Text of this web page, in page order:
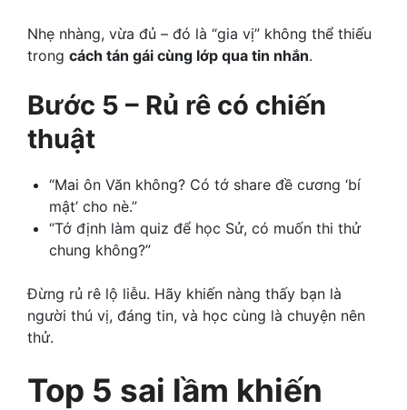
Nhẹ nhàng, vừa đủ – đó là “gia vị” không thể thiếu
trong cách tán gái cùng lớp qua tin nhắn.
Bước 5 – Rủ rê có chiến
thuật
“Mai ôn Văn không? Có tớ share đề cương ‘bí
mật’ cho nè.”
“Tớ định làm quiz để học Sử, có muốn thi thử
chung không?”
Đừng rủ rê lộ liễu. Hãy khiến nàng thấy bạn là
người thú vị, đáng tin, và học cùng là chuyện nên
thử.
Top 5 sai lầm khiến